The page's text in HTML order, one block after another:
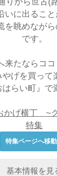
いに出ること
を眺めなが
です。
来たならコ
げを買って
らい町』で
かげ横丁 ~
特集
特集ページへ移
基本情報を見